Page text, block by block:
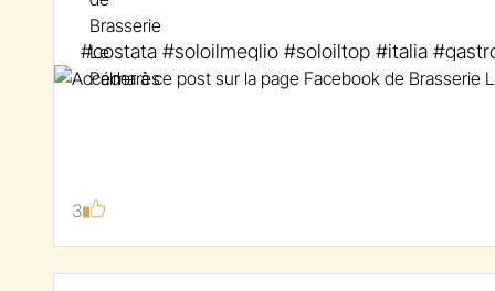
📆 Quand ? Tous les jours des Francofolies
➡️ Viens vivre l’expérience
Ça va être LÉGENDAIRE.
#costata #soloilmeglio #soloiltop #italia
3